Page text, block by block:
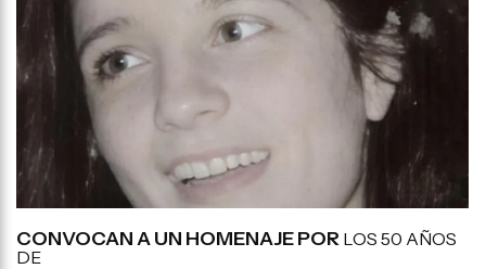
CONVOCAN A UN HOMENAJE POR LOS 50 AÑOS
DE